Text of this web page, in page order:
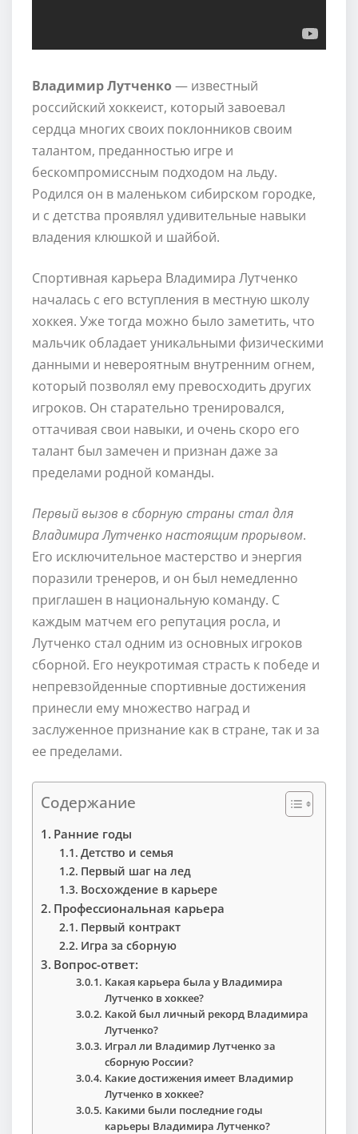
Владимир Лутченко — известный
российский хоккеист, который завоевал
сердца многих своих поклонников своим
талантом, преданностью игре и
бескомпромиссным подходом на льду.
Родился он в маленьком сибирском городке,
и с детства проявлял удивительные навыки
владения клюшкой и шайбой.
Спортивная карьера Владимира Лутченко
началась с его вступления в местную школу
хоккея. Уже тогда можно было заметить, что
мальчик обладает уникальными физическими
данными и невероятным внутренним огнем,
который позволял ему превосходить других
игроков. Он старательно тренировался,
оттачивая свои навыки, и очень скоро его
талант был замечен и признан даже за
пределами родной команды.
Первый вызов в сборную страны стал для
Владимира Лутченко настоящим прорывом.
Его исключительное мастерство и энергия
поразили тренеров, и он был немедленно
приглашен в национальную команду. С
каждым матчем его репутация росла, и
Лутченко стал одним из основных игроков
сборной. Его неукротимая страсть к победе и
непревзойденные спортивные достижения
принесли ему множество наград и
заслуженное признание как в стране, так и за
ее пределами.
Содержание
Ранние годы
Детство и семья
Первый шаг на лед
Восхождение в карьере
Профессиональная карьера
Первый контракт
Игра за сборную
Вопрос-ответ:
Какая карьера была у Владимира
Лутченко в хоккее?
Какой был личный рекорд Владимира
Лутченко?
Играл ли Владимир Лутченко за
сборную России?
Какие достижения имеет Владимир
Лутченко в хоккее?
Какими были последние годы
карьеры Владимира Лутченко?